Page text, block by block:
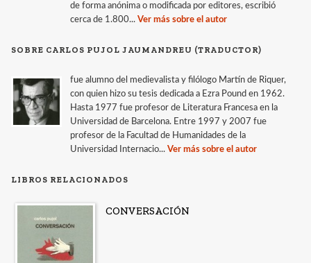
de forma anónima o modificada por editores, escribió
cerca de 1.800... Ver más sobre el autor
SOBRE CARLOS PUJOL JAUMANDREU (TRADUCTOR)
fue alumno del medievalista y filólogo Martín de Riquer,
con quien hizo su tesis dedicada a Ezra Pound en 1962.
Hasta 1977 fue profesor de Literatura Francesa en la
Universidad de Barcelona. Entre 1997 y 2007 fue
profesor de la Facultad de Humanidades de la
Universidad Internacio... Ver más sobre el autor
LIBROS RELACIONADOS
CONVERSACIÓN